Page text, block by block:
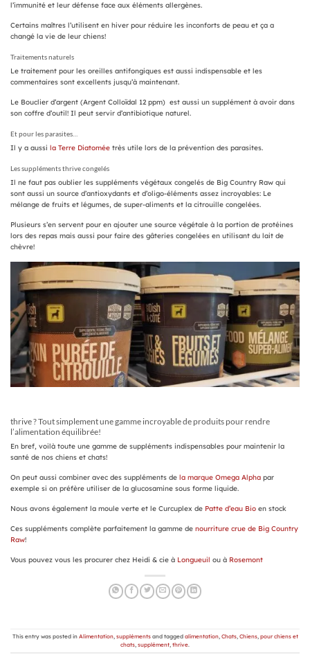
l’immunité et leur défense face aux éléments allergènes.
Certains maîtres l’utilisent en hiver pour réduire les inconforts de peau et ça a
changé la vie de leur chiens!
Traitements naturels
Le traitement pour les oreilles antifongiques est aussi indispensable et les
commentaires sont excellents jusqu’à maintenant.
Le Bouclier d’argent (Argent Colloïdal 12 ppm) est aussi un supplément à avoir dans
son coffre d’outil! Il peut servir d’antibiotique naturel.
Et pour les parasites…
Il y a aussi la Terre Diatomée très utile lors de la prévention des parasites.
Les suppléments thrive congelés
Il ne faut pas oublier les suppléments végétaux congelés de Big Country Raw qui
sont aussi un source d’antioxydants et d’oligo-éléments assez incroyables: Le
mélange de fruits et légumes, de super-aliments et la citrouille congelées.
Plusieurs s’en servent pour en ajouter une source végétale à la portion de protéines
lors des repas mais aussi pour faire des gâteries congelées en utilisant du lait de
chèvre!
thrive ? Tout simplement une gamme incroyable de produits pour rendre
l’alimentation équilibrée!
En bref, voilà toute une gamme de suppléments indispensables pour maintenir la
santé de nos chiens et chats!
On peut aussi combiner avec des suppléments de la marque Omega Alpha par
exemple si on préfère utiliser de la glucosamine sous forme liquide.
Nous avons également la moule verte et le Curcuplex de Patte d’eau Bio en stock
Ces suppléments complète parfaitement la gamme de nourriture crue de Big Country
Raw!
Vous pouvez vous les procurer chez Heidi & cie à Longueuil ou à Rosemont
This entry was posted in Alimentation, supplémentsand tagged alimentation, Chats, Chiens, pour chiens et
chats supplément thrive